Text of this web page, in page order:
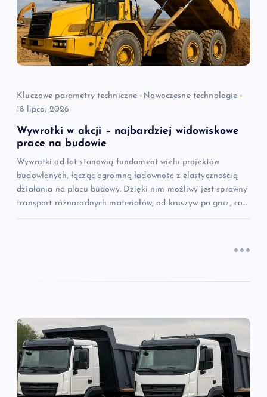
w
p
s
u
Kluczowe parametry techniczne
Nowoczesne technologie
18 lipca, 2026
Wywrotki w akcji – najbardziej widowiskowe
prace na budowie
Wywrotki od lat stanowią fundament wielu projektów
budowlanych, łącząc ogromną ładowność z elastycznością
działania na placu budowy. Dzięki nim możliwy jest sprawny
transport różnorodnych materiałów, od kruszyw po gruz, co…